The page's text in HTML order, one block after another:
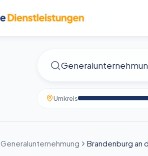
Umkreis
Generalunternehmung Brandenburg an